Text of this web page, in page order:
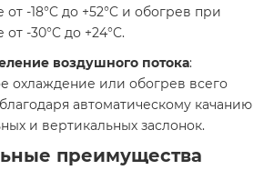
-18°C до +52°C и обогрев при
-30°C до +24°C.
воздушного потока:
охлаждение или обогрев всего
автоматическому качанию
и вертикальных заслонок.
преимущества